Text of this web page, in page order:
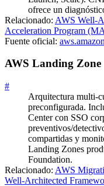
ofrece un
Relacionado: AWS Well-
Acceleration Program
Fuente oficial:
AWS Landing Zone
#
Arquitectura multi-
preconfigurada.
Center con SSO
preventivos/
compartidas y
Landing Zones
Foundation.
Relacionado: AWS
Well-Architected